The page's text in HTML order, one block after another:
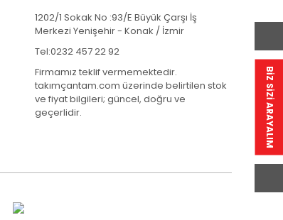
1202/1 Sokak No :93/E Büyük Çarşı İş
Merkezi Yenişehir - Konak / İzmir
Tel:0232 457 22 92
Firmamız teklif vermemektedir.
takımçantam.com üzerinde belirtilen stok
ve fiyat bilgileri; güncel, doğru ve
geçerlidir.
BİZ SİZİ ARAYALIM